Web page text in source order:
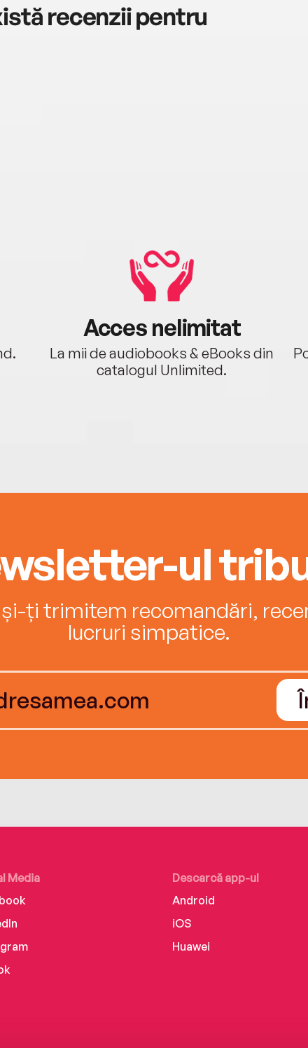
recenzii pentru
Acces nelimitat
La mii de audiobooks & eBooks din
catalogul Unlimited.
ul
ți trimitem recomandări,
lucruri simpatice.
Media
Descarcă app-ul
Android
iOS
Huawei